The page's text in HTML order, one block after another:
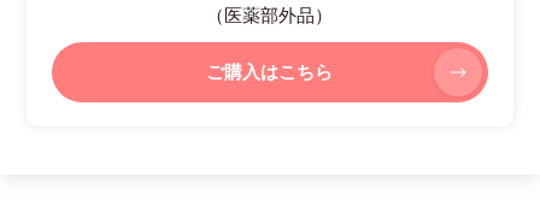
（医薬部外品）
ご購入はこちら